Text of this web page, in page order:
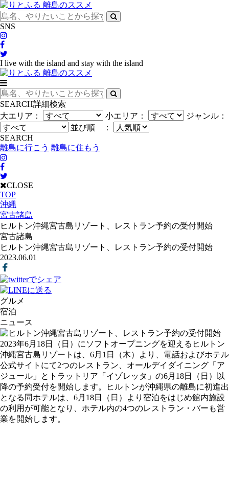
SNS
I live with the island and stay with the island
SEARCH詳細検索
大エリア：
小エリア：
ジャンル：
並び順 ：
SEARCH
離島に行こう 離島に住もう
CLOSE
TOP
沖縄
宮古諸島
ヒルトン沖縄宮古島リゾート、レストラン予約の受付開始
宮古諸島
ヒルトン沖縄宮古島リゾート、レストラン予約の受付開始
2023.06.01
グルメ
宿泊
ニュース
2023年6月18日（日）にソフトオープニングを迎えるヒルトン
沖縄宮古島リゾートは、6月1日（木）より、電話およびホテル
公式サイトにて2つのレストラン、オールデイダイニング「ア
ジュール」とトラットリア「イゾレッタ」の6月18日（日）以
降の予約受付を開始します。ヒルトンが沖縄県の離島に初進出
となる同ホテルは、6月18日（日）より宿泊をはじめ館内施設
の利用が可能となり、ホテル内の4つのレストラン・バーも営
業を開始します。